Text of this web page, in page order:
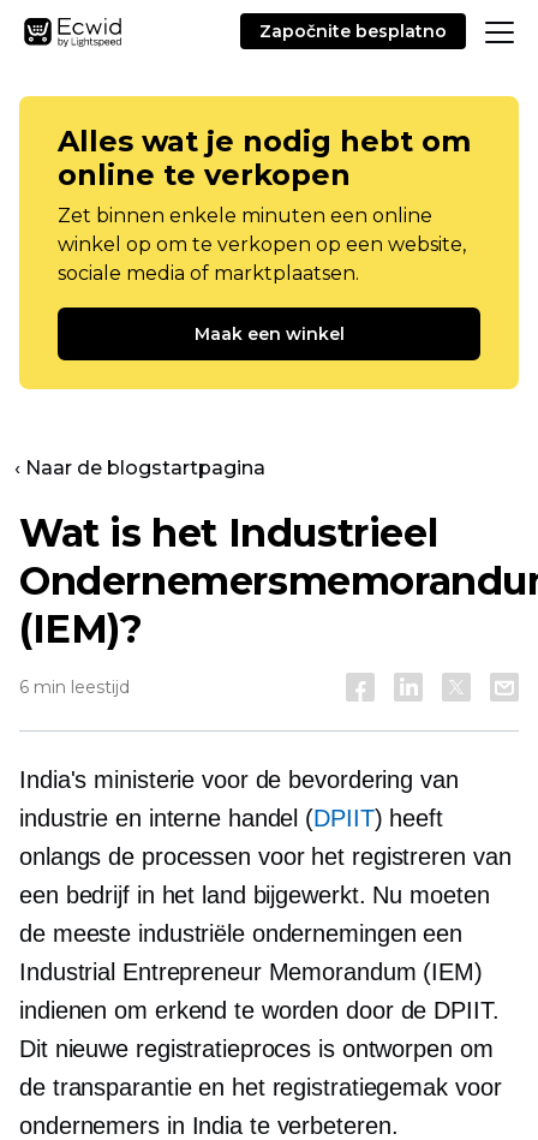
Započnite besplatno
Alles wat je nodig hebt om
online te verkopen
Zet binnen enkele minuten een online
winkel op om te verkopen op een website,
sociale media of marktplaatsen.
Maak een winkel
‹ Naar de blogstartpagina
Wat is het Industrieel
(IEM)?
6 min leestijd
India's ministerie voor de bevordering van
industrie en interne handel (DPIIT) heeft
onlangs de processen voor het registreren van
een bedrijf in het land bijgewerkt. Nu moeten
de meeste industriële ondernemingen een
Industrial Entrepreneur Memorandum (IEM)
indienen om erkend te worden door de DPIIT.
Dit nieuwe registratieproces is ontworpen om
de transparantie en het registratiegemak voor
ondernemers in India te verbeteren.